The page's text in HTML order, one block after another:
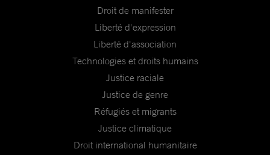
Droit de manifester
Liberté d'expression
Liberté d'association
Technologies et droits humains
Justice raciale
Justice de genre
Réfugiés et migrants
Justice climatique
Droit international humanitaire